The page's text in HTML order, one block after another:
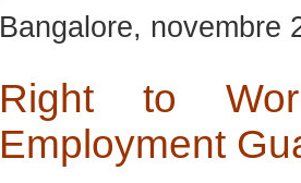
Bangalore, novembre
Right to
Employment